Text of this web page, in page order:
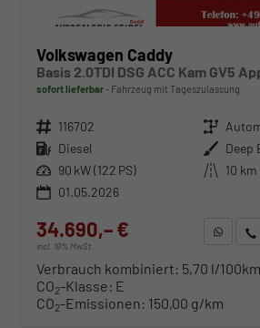
Volkswagen Caddy
Basis 2.0TDI DSG ACC Kam GV5
sofort lieferbar Fahrzeug mit Tageszulassung
Fahrzeugnr. 116702 Getriebe
Kraftstoff Diesel Außenfarbe Deep
Leistung 90 kW (122 PS) Kilometerstand 10 km
01.05.2026
34.690,– €
incl. 19% MwSt.
Verbrauch kombiniert: 5,70 l/100km
CO2-Klasse: E
CO2-Emissionen: 150,00 g/km